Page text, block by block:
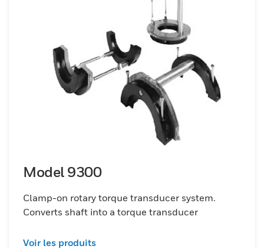
Model 9300
Clamp-on rotary torque transducer system.
Converts shaft into a torque transducer
Voir les produits